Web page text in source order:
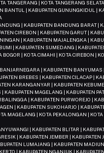
TANGERANG | KOTA TANGERANG
BANTUL | KABUPATEN GUNUNGKIDUL |
| KABUPATEN BANDUNG BARAT |
CIREBON | KABUPATEN GARUT |
| KABUPATEN MAJALENGKA |
| KABUPATEN SUMEDANG |
BOGOR | KOTA CIMAHI | KOTA CIREBON |
| KABUPATEN
BREBES | KABUPATEN CILACAP |
KARANGANYAR | KABUPATEN
KABUPATEN MAGELANG | KABUPATEN
| KABUPATEN PURWOREJO |
| KABUPATEN SUKOHARJO |
MAGELANG | KOTA PEKALONGAN |
| KABUPATEN BLITAR |
| KABUPATEN JEMBER | KABUPATEN
LUMAJANG | KABUPATEN
| KABUPATEN NGANJUK |